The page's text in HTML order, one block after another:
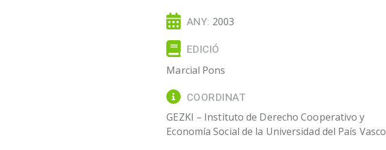
ANY: 2003
EDICIÓ
Marcial Pons
COORDINAT
GEZKI – Instituto de Derecho Cooperativo y
Economía Social de la Universidad del País Vasco